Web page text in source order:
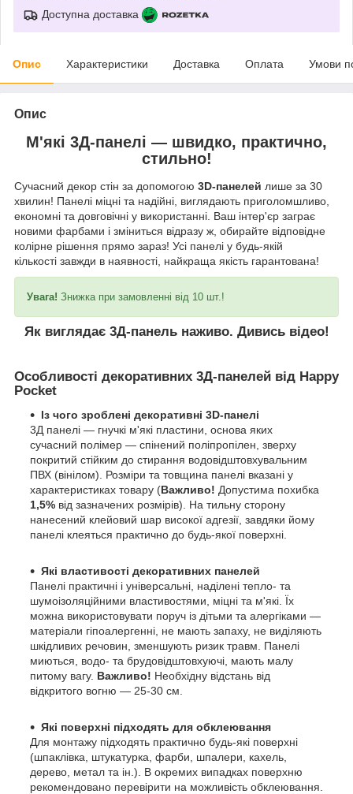
Доступна доставка
Опис Характеристики Доставка Оплата Умови
Опис
М'які 3Д-панелі — швидко, практично,
стильно!
Сучасний декор стін за допомогою 3D-панелей лише за 30
хвилин! Панелі міцні та надійні, виглядають приголомшливо,
економні та довговічні у використанні. Ваш інтер'єр заграє
новими фарбами і зміниться відразу ж, обирайте відповідне
колірне рішення прямо зараз! Усі панелі у будь-якій
кількості завжди в наявності, найкраща якість гарантована!
Увага! Знижка при замовленні від 10 шт.!
Як виглядає 3Д-панель наживо. Дивись відео!
Особливості декоративних 3Д-панелей від Happy
Pocket
Із чого зроблені декоративні 3D-панелі
3Д панелі — гнучкі м'які пластини, основа яких
сучасний полімер — спінений поліпропілен, зверху
покритий стійким до стирання водовідштовхувальним
ПВХ (вінілом). Розміри та товщина панелі вказані у
характеристиках товару (Важливо! Допустима похибка
1,5% від зазначених розмірів). На тильну сторону
нанесений клейовий шар високої адгезії, завдяки йому
панелі клеяться практично до будь-якої поверхні.
Які властивості декоративних панелей
Панелі практичні і універсальні, наділені тепло- та
шумоізоляційними властивостями, міцні та м'які. Їх
можна використовувати поруч із дітьми та алергіками —
матеріали гіпоалергенні, не мають запаху, не виділяють
шкідливих речовин, зменшують ризик травм. Панелі
миються, водо- та брудовідштовхуючі, мають малу
питому вагу. Важливо! Необхідну відстань від
відкритого вогню — 25-30 см.
Які поверхні підходять для обклеювання
Для монтажу підходять практично будь-які поверхні
(шпаклівка, штукатурка, фарби, шпалери, кахель,
дерево, метал та ін.). В окремих випадках поверхню
рекомендовано перевірити на можливість обклеювання.